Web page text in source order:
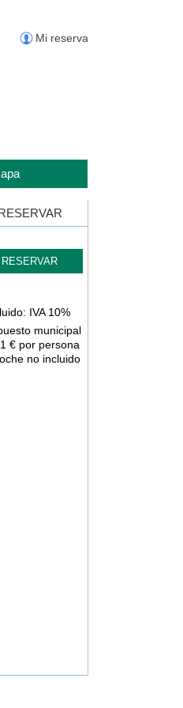
Mi reserva
IVA 10%
municipal
€ por persona
no incluido